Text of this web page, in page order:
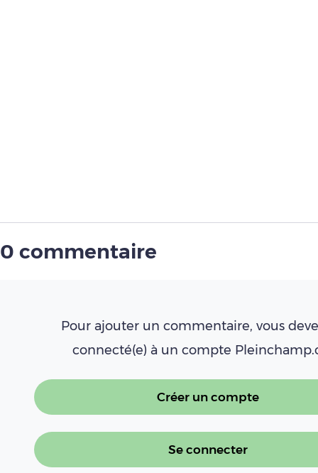
0 commentaire
Pour ajouter un commentaire, vous
connecté(e) à un compte
Créer un compte
Se connecter